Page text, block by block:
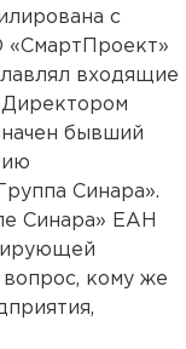
с
«СмартПроект»
входящие
Директором
бывший
Синара».
Синара» ЕАН
кому же